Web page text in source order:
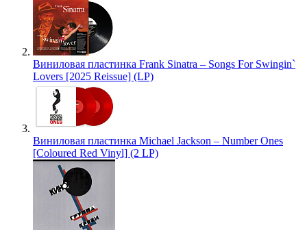
Виниловая пластинка Frank Sinatra – Songs For Swingin`
Lovers [2025 Reissue] (LP)
Виниловая пластинка Michael Jackson – Number Ones
[Coloured Red Vinyl] (2 LP)